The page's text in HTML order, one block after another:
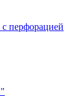
перфорацией